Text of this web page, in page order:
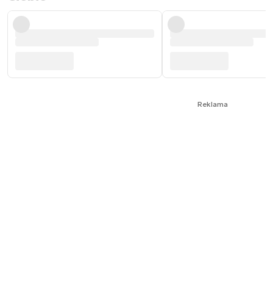
Reklama